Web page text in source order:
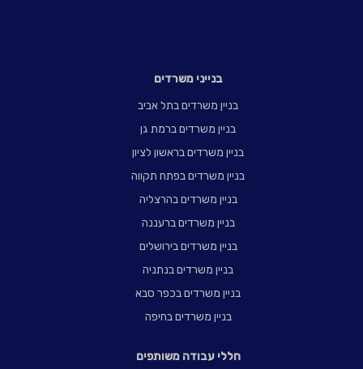
בנייני משרדים
בניין משרדים בתל אביב
בניין משרדים ברמת גן
בניין משרדים בראשון לציון
בניין משרדים בפתח תקווה
בניין משרדים בהרצליה
בניין משרדים ברעננה
בניין משרדים בירושלים
בניין משרדים בנתניה
בניין משרדים בכפר סבא
בניין משרדים בחיפה
חללי עבודה משותפים